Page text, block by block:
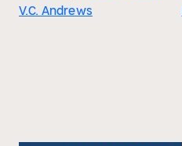
V.C. Andrews